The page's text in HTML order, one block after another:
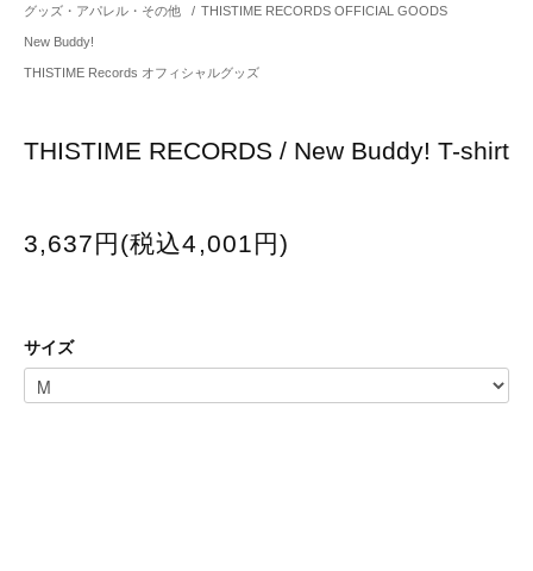
グッズ・アパレル・その他 / THISTIME RECORDS OFFICIAL GOODS
New Buddy!
THISTIME Records オフィシャルグッズ
THISTIME RECORDS / New Buddy! T-shirt
3,637円(税込4,001円)
サイズ